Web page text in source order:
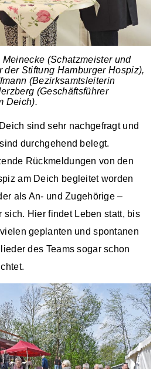
(Schatzmeister und
der Stiftung Hamburger Hospiz),
(Bezirksamtsleiterin
(Geschäftsführer
Deich).
sind sehr nachgefragt und
durchgehend belegt.
Rückmeldungen von den
am Deich begleitet worden
als An- und Zugehörige –
sich. Hier findet Leben statt, bis
geplanten und spontanen
des Teams sogar schon